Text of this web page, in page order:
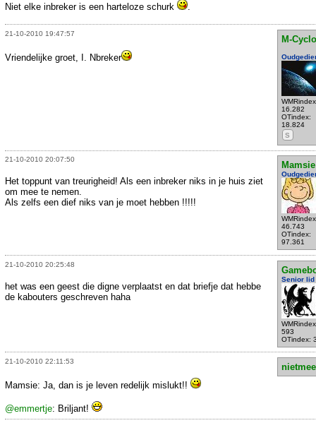
Niet elke inbreker is een harteloze schurk
21-10-2010 19:47:57
M-
16.282
OTindex:
18.824
S
Vriendelijke groet, I. Nbreker
21-10-2010 20:07:50
Mamsie
46.743
OTindex:
97.361
Het toppunt van treurigheid! Als een inbreker niks in je huis ziet
om mee te nemen.
Als zelfs een dief niks van je moet hebben !!!!!
21-10-2010 20:25:48
Senior lid
593
OTindex:
het was een geest die digne verplaatst en dat briefje dat hebbe
de kabouters geschreven haha
21-10-2010 22:11:53
Mamsie: Ja, dan is je leven redelijk mislukt!!
@emmertje: Briljant!